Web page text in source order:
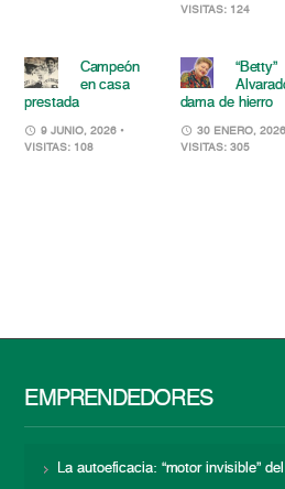
VISITAS: 124
Campeón
en casa
prestada
9 JUNIO, 2026 •
VISITAS: 108
“Betty”
dama de hierro
30 ENERO, 2026
VISITAS: 305
EMPRENDEDORES
La autoeficacia: “motor invisible”